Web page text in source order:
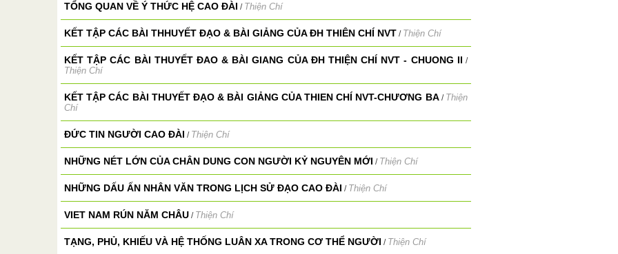
TỔNG QUAN VỀ Ý THỨC HỆ CAO ĐÀI / Thiện Chí
KẾT TẬP CÁC BÀI THHUYẾT ĐẠO & BÀI GIẢNG CỦA ĐH THIÊN CHÍ NVT / Thiện Chí
KẾT TẬP CÁC BÀI THUYẾT ĐAO & BÀI GIANG CỦA ĐH THIỆN CHÍ NVT - CHUONG II /
Thiện Chí
KẾT TẬP CÁC BÀI THUYẾT ĐẠO & BÀI GIẢNG CỦA THIEN CHÍ NVT-CHƯƠNG BA/ Thiện
Chí
ĐỨC TIN NGƯỜI CAO ĐÀI / Thiện Chí
NHỮNG NÉT LỚN CỦA CHÂN DUNG CON NGƯỜI KỶ NGUYÊN MỚI / Thiện Chí
NHỮNG DẤU ẤN NHÂN VĂN TRONG LỊCH SỬ ĐẠO CAO ĐÀI / Thiện Chí
VIET NAM RÚN NĂM CHÂU / Thiện Chí
TẠNG, PHỦ, KHIẾU VÀ HỆ THỐNG LUÂN XA TRONG CƠ THỂ NGƯỜI / Thiện Chí